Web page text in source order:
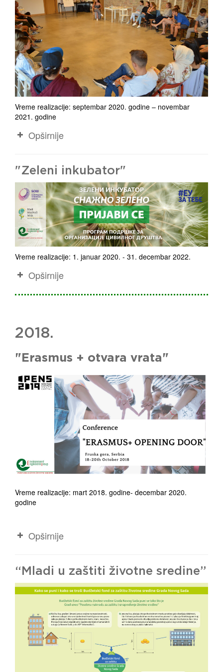
Vreme realizacije: septembar 2020. godine – novembar
2021. godine
Opširnije
"Zeleni inkubator"
Vreme realizacije: 1. januar 2020. - 31. decembar 2022.
Opširnije
2018.
"Erasmus + otvara vrata"
Vreme realizacije: mart 2018. godine- decembar 2020.
godine
Opširnije
“Mladi u zaštiti životne sredine”